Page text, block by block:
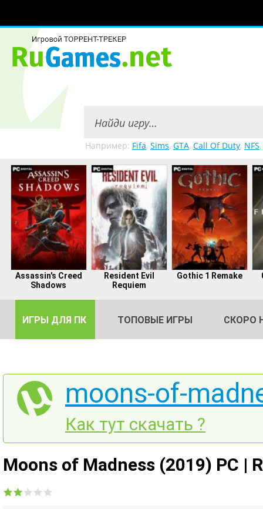
Например: Fifa, Sims, GTA, Call Of Duty, NFS,
Assassin's Creed
Shadows
Resident Evil
Requiem
Gothic 1 Remake
ИГРЫ ДЛЯ ПК ТОПОВЫЕ ИГРЫ СКОРО
moons-of-
Как тут скачать ?
Moons of Madness (2019) PC |